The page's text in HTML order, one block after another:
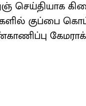
செய்தியாக
குப்பை